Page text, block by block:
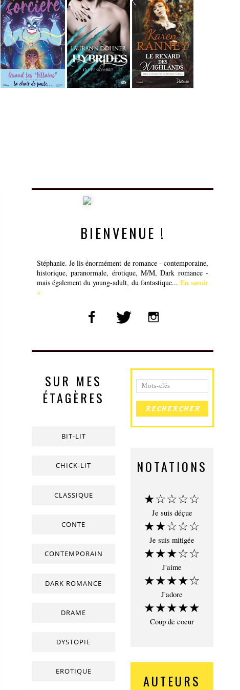
BIENVENUE !
Stéphanie. Je lis énormément de romance - contemporaine,
historique, paranormale, érotique, M/M, Dark romance -
mais également du young-adult, du fantastique... En savoir
+
SUR MES
ÉTAGÈRES
BIT-LIT
CHICK-LIT
CLASSIQUE
CONTE
CONTEMPORAIN
DARK ROMANCE
DRAME
DYSTOPIE
EROTIQUE
NOTATIONS
★☆☆☆☆
Je suis déçue
★★☆☆☆
Je suis mitigée
★★★☆☆
J'aime
★★★★☆
J'adore
★★★★★
Coup de coeur
AUTEURS